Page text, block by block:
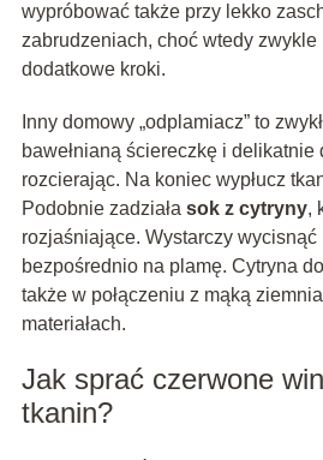
wypróbować także przy lekko
zabrudzeniach, choć wtedy zwykle
dodatkowe kroki.
Inny domowy „odplamiacz” to
bawełnianą ściereczkę i
rozcierając. Na koniec wypłucz
Podobnie zadziała sok z cytryny,
rozjaśniające. Wystarczy wycisnąć
bezpośrednio na plamę. Cytryna
także w połączeniu z mąką
materiałach.
Jak sprać czerwone
tkanin?